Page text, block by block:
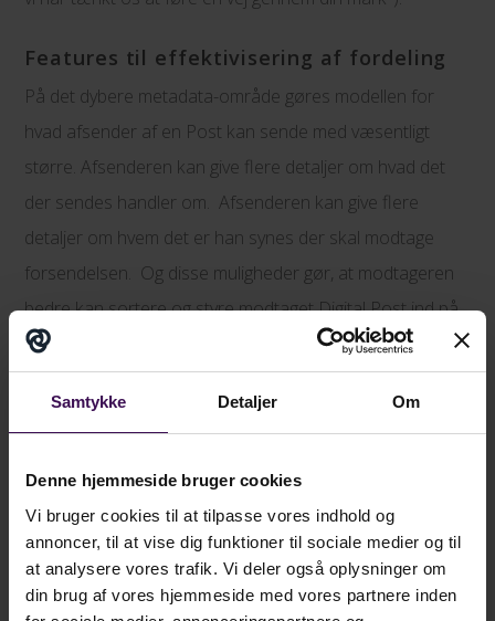
Samtykke Detaljer Om
Denne hjemmeside bruger cookies
Vi bruger cookies til at tilpasse vores indhold og
annoncer, til at vise dig funktioner til sociale medier og til
at analysere vores trafik. Vi deler også oplysninger om
din brug af vores hjemmeside med vores partnere inden
Features til effektivisering af fordeling
På det dybere metadata-område gøres modellen for
hvad afsender af en Post kan sende med væsentligt
større. Afsenderen kan give flere detaljer om hvad det
der sendes handler om. Afsenderen kan give flere
detaljer om hvem det er han synes der skal modtage
forsendelsen. Og disse muligheder gør, at modtageren
bedre kan sortere og styre modtaget Digital Post ind på
rette plads. Dette er faciliteter der ikke rigtigt handler om
når man sender til en borger, men derimod handler det
om effektivisering af når myndigheder skriver til andre
(mellemstore/store) virksomheder.
Hvad der ikke kom med